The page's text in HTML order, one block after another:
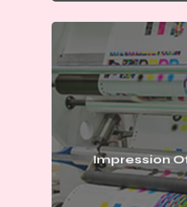
Impression